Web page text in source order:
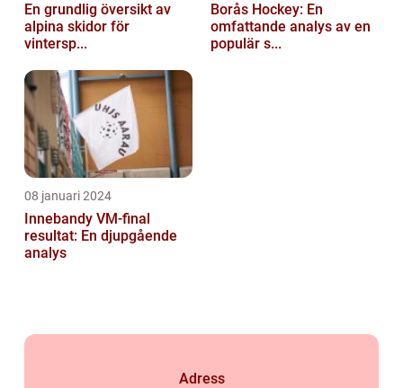
En grundlig översikt av
alpina skidor för
vintersp...
Borås Hockey: En
omfattande analys av en
populär s...
08 januari 2024
Innebandy VM-final
resultat: En djupgående
analys
Adress